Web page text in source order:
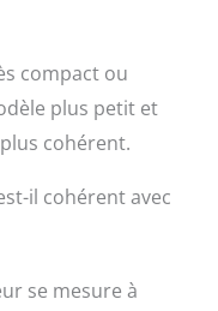
compact ou
plus petit et
cohérent.
il cohérent avec
se mesure à